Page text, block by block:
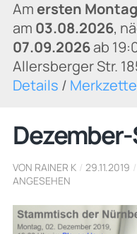
Amersten
am 03.08.2026,
07.09.2026ab
Allersberger Str.
Details /
VON RAINER K / 29.11.2019 /
ANGESEHEN